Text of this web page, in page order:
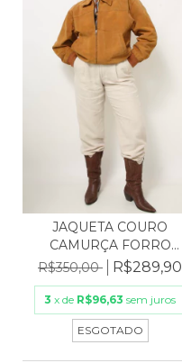
JAQUETA COURO
CAMURÇA FORRO
MATELASSE
R$350,00 R$289,90
3 x de R$96,63 sem juros
ESGOTADO